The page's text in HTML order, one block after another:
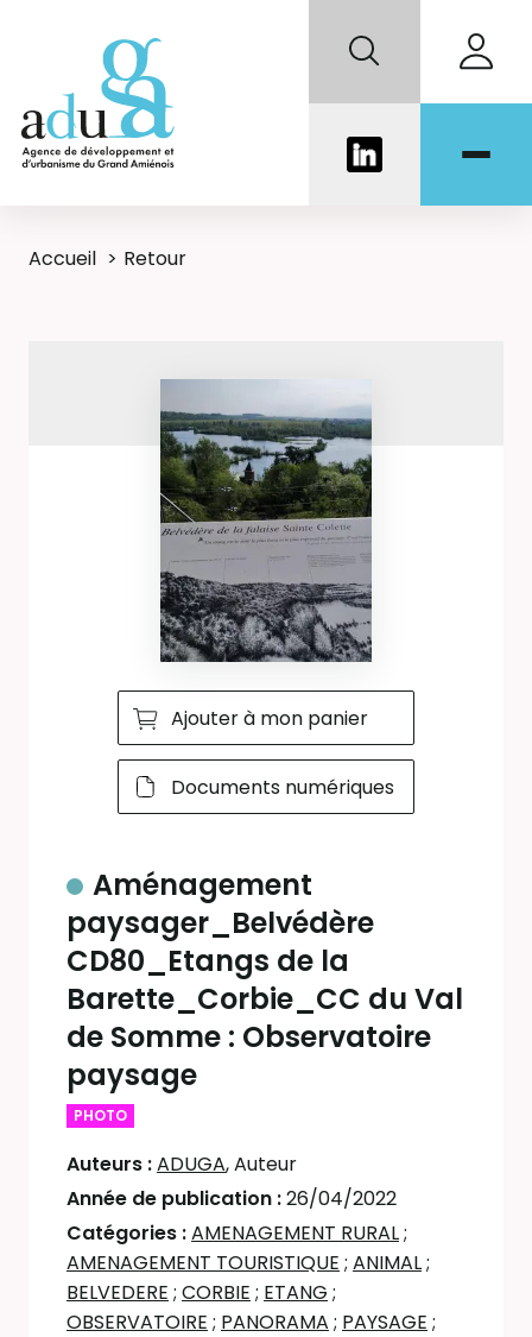
Accueil Retour
Ajouter à mon panier
Documents numériques
Aménagement
paysager_Belvédère
CD80_Etangs de la
Barette_Corbie_CC du Val
de Somme : Observatoire
paysage
PHOTO
Auteurs :ADUGA, Auteur
Année de publication :26/04/2022
Catégories :AMENAGEMENT RURAL;
AMENAGEMENT TOURISTIQUE ; ANIMAL;
BELVEDERE ; CORBIE ; ETANG ;
OBSERVATOIRE ; PANORAMA ; PAYSAGE ;